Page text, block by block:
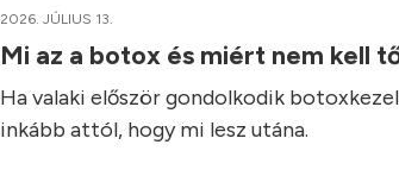
2026. JÚLIUS 13.
Mi az a botox és miért nem kell
Ha valaki először gondolkodik
inkább attól, hogy mi lesz utána.